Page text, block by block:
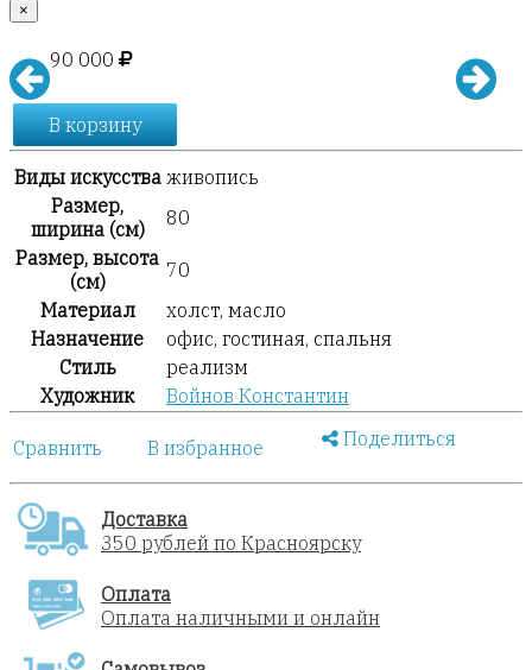
×
90 000
В корзину
Виды искусства живопись
Размер,
ширина (см)
80
Размер, высота
(см)
70
Материал
холст, масло
Назначение
офис, гостиная, спальня
Стиль
реализм
Художник
Войнов Константин
Сравнить В избранное Поделиться
Доставка
350 рублей по Красноярску
Оплата
Оплата наличными и онлайн